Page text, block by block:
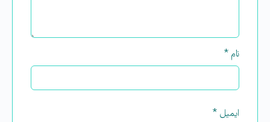
نام *
ایمیل *